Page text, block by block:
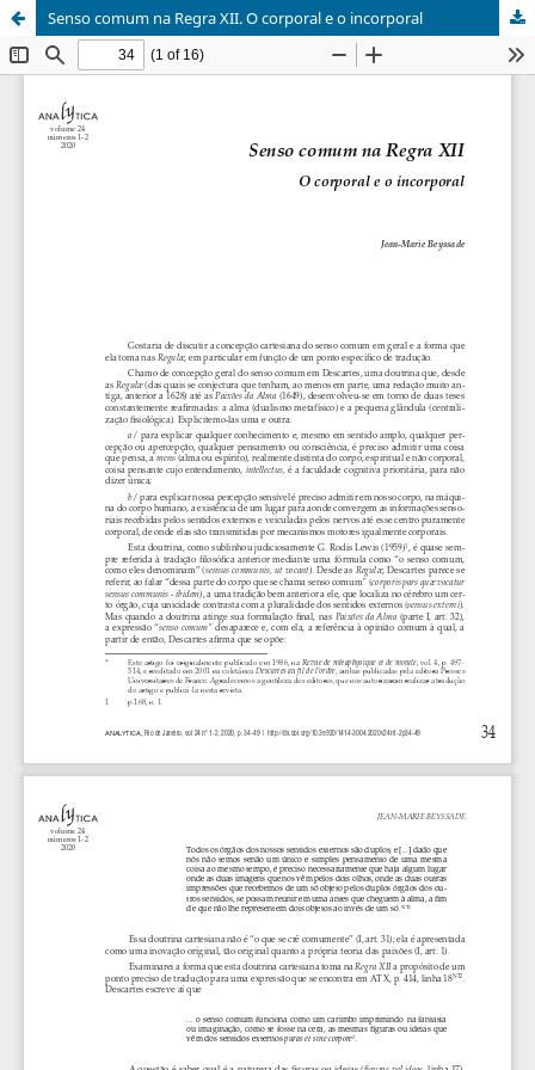
Senso comum na Regra XII. O corporal e o incorporal